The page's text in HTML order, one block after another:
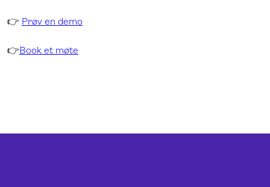
👉 Prøv en demo
👉Book et møte